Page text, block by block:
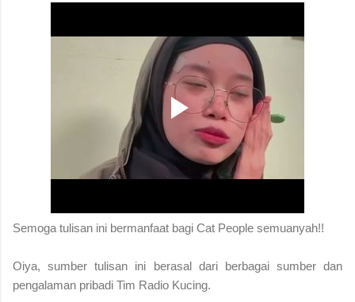
Semoga tulisan ini bermanfaat bagi Cat People semuanyah!!
Oiya, sumber tulisan ini berasal dari berbagai sumber dan
pengalaman pribadi Tim Radio Kucing.